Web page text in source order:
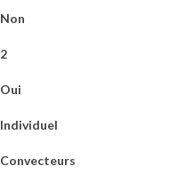
Non
2
Oui
Individuel
Convecteurs